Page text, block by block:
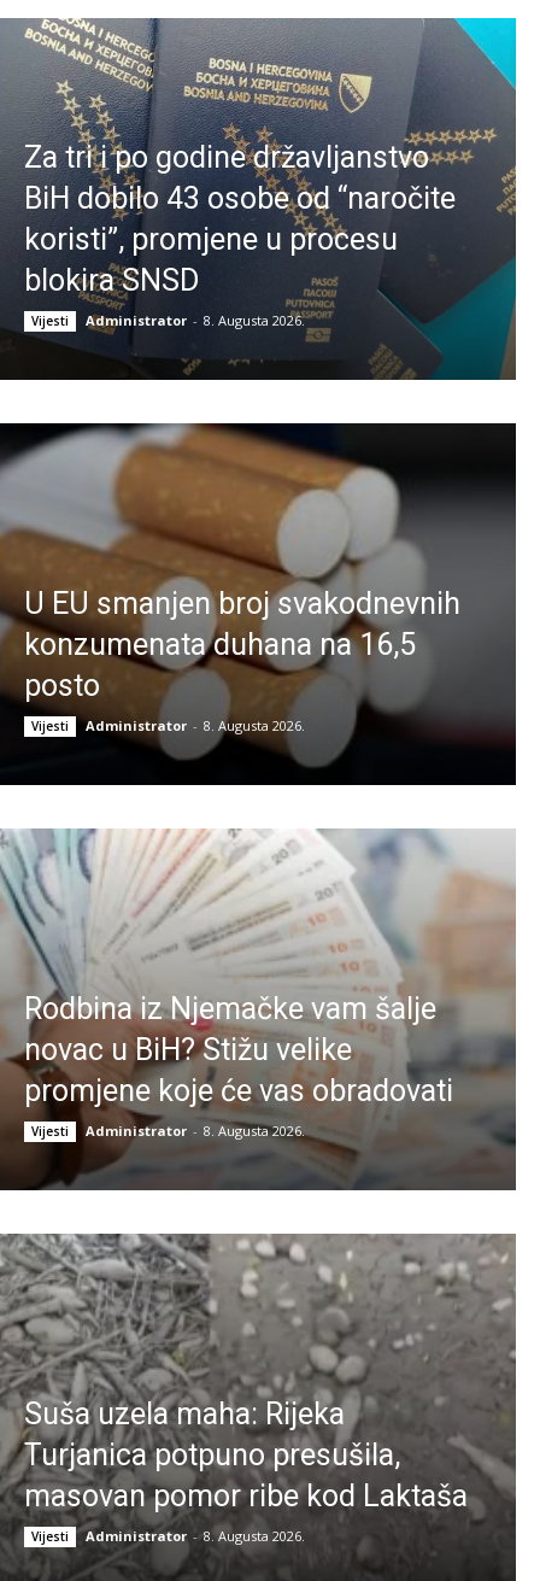
Za tri i po godine državljanstvo
BiH dobilo 43 osobe od “naročite
koristi”, promjene u procesu
blokira SNSD
Vijesti Administrator - 8. Augusta 2026.
U EU smanjen broj svakodnevnih
konzumenata duhana na 16,5
posto
Vijesti Administrator - 8. Augusta 2026.
Rodbina iz Njemačke vam šalje
novac u BiH? Stižu velike
promjene koje će vas obradovati
Vijesti Administrator - 8. Augusta 2026.
Suša uzela maha: Rijeka
Turjanica potpuno presušila,
masovan pomor ribe kod Laktaša
Vijesti Administrator - 8. Augusta 2026.